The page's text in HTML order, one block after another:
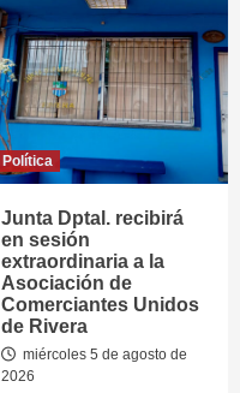
Política
Junta Dptal. recibirá
en sesión
extraordinaria a la
Asociación de
Comerciantes Unidos
de Rivera
miércoles 5 de agosto de
2026